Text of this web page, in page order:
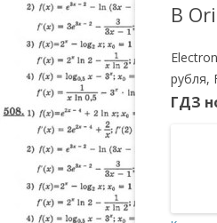
В
рубля,
ГДЗ